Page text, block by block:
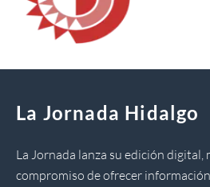
La Jornada Hidalgo
La Jornada lanza su edición digital,
compromiso de ofrecer